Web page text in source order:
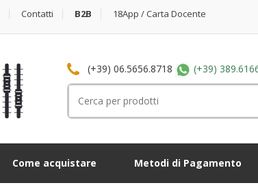
Contatti B2B 18App / Carta Docente
(+39) 06.5656.8718 (+39)
per:
Come acquistare Metodi di Pagamento